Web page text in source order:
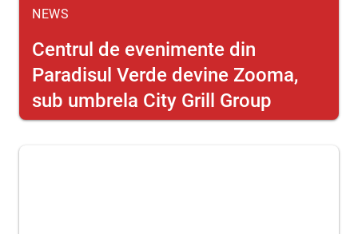
NEWS
Centrul de evenimente din
Paradisul Verde devine Zooma,
sub umbrela City Grill Group